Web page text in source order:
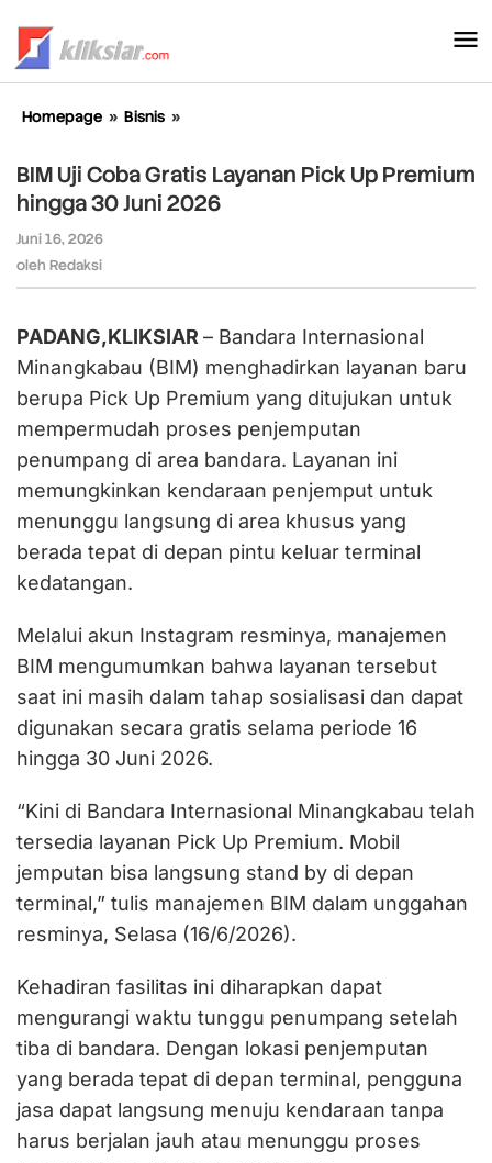
konten
Homepage » Bisnis »
Coba
Gratis
Layanan
Juni
2026
BIM Uji Coba Gratis Layanan Pick Up Premium
hingga 30 Juni 2026
Juni 16, 2026
oleh Redaksi
PADANG,KLIKSIAR – Bandara Internasional
Minangkabau (BIM) menghadirkan layanan baru
berupa Pick Up Premium yang ditujukan untuk
mempermudah proses penjemputan
penumpang di area bandara. Layanan ini
memungkinkan kendaraan penjemput untuk
menunggu langsung di area khusus yang
berada tepat di depan pintu keluar terminal
kedatangan.
Melalui akun Instagram resminya, manajemen
BIM mengumumkan bahwa layanan tersebut
saat ini masih dalam tahap sosialisasi dan dapat
digunakan secara gratis selama periode 16
hingga 30 Juni 2026.
“Kini di Bandara Internasional Minangkabau telah
tersedia layanan Pick Up Premium. Mobil
jemputan bisa langsung stand by di depan
terminal,” tulis manajemen BIM dalam unggahan
resminya, Selasa (16/6/2026).
Kehadiran fasilitas ini diharapkan dapat
mengurangi waktu tunggu penumpang setelah
tiba di bandara. Dengan lokasi penjemputan
yang berada tepat di depan terminal, pengguna
jasa dapat langsung menuju kendaraan tanpa
harus berjalan jauh atau menunggu proses